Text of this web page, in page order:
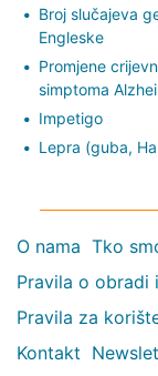
Broj slučajeva
Engleske
Promjene
simptoma
Impetigo
Lepra (guba,
O nama Tko
Pravila o obradi
Pravila za
Kontakt